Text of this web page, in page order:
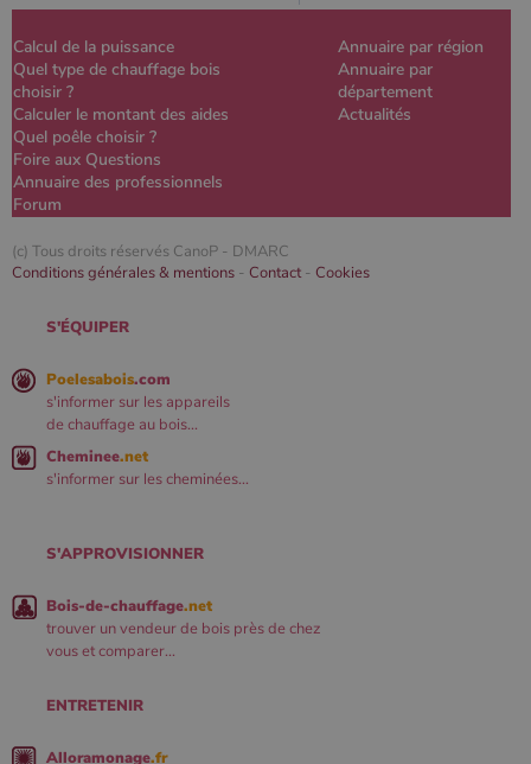
Calcul de la puissance
Quel type de chauffage bois
choisir ?
Calculer le montant des aides
Quel poêle choisir ?
Foire aux Questions
Annuaire des professionnels
Forum
Annuaire par région
Annuaire par
département
Actualités
(c) Tous droits réservés CanoP - DMARC
Conditions générales & mentions - Contact- Cookies
S'ÉQUIPER
Poelesabois.com
s'informer sur les appareils
de chauffage au bois...
Cheminee.net
s'informer sur les cheminées...
S'APPROVISIONNER
Bois-de-chauffage.net
trouver un vendeur de bois près de chez
vous et comparer...
ENTRETENIR
Alloramonage.fr